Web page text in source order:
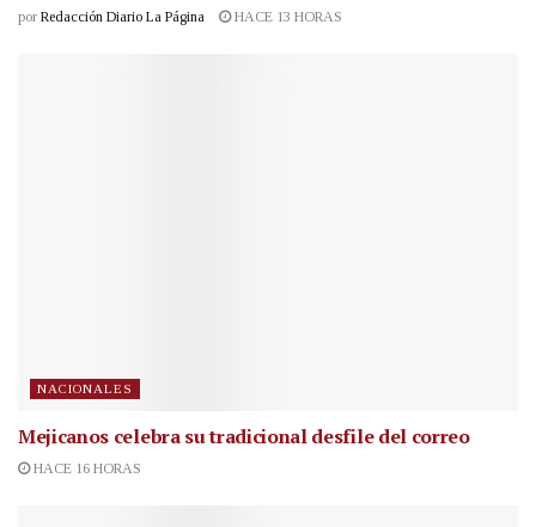
por Redacción Diario La Página HACE 13 HORAS
NACIONALES
Mejicanos celebra su tradicional desfile del correo
HACE 16 HORAS